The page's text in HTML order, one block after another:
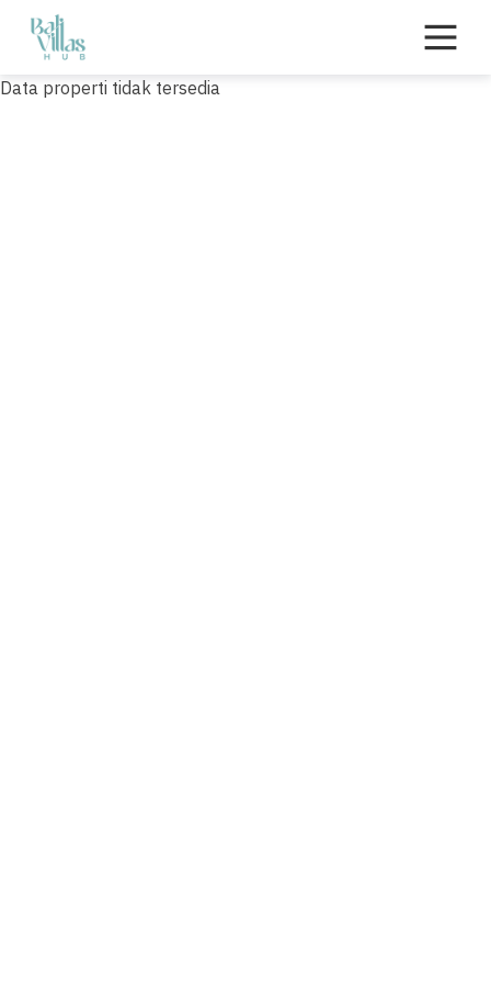
Skip
content
Data properti tidak tersedia